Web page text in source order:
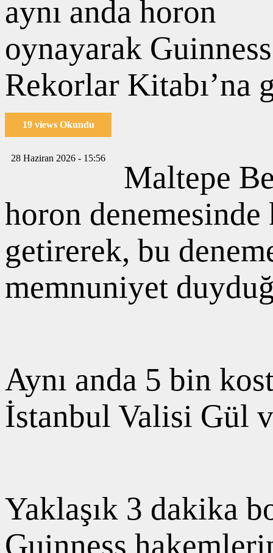
19 views Okundu
28 Haziran 2026 - 15:56
Maltepe
horon denemesinde
getirerek, bu
memnuniyet
Aynı anda 5 bin
İstanbul Valisi Gül
Yaklaşık 3 dakika
Guinness